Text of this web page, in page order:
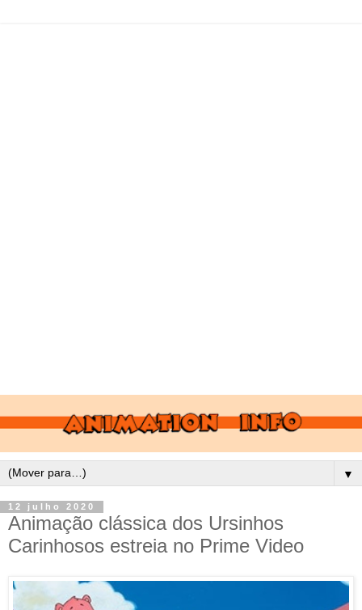
▼
12 julho 2020
Animação clássica dos Ursinhos
Carinhosos estreia no Prime Video